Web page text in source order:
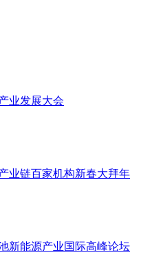
业发展大会
业链百家机构新春大拜年
新能源产业国际高峰论坛